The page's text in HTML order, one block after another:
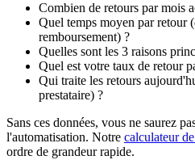
Combien de retours par mois
Quel temps moyen par
remboursement) ?
Quelles sont les 3 raisons
Quel est votre taux de retour
Qui traite les retours
prestataire) ?
Sans ces données, vous ne saurez
l'automatisation. Notre calculateur
ordre de grandeur rapide.